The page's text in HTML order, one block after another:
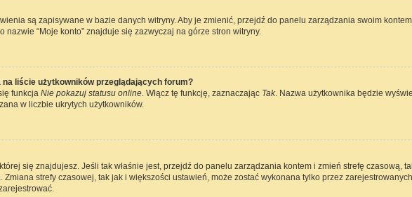
są zapisywane w bazie danych witryny. Aby je zmienić, przejdź do panelu zarządzania swoim
“Moje konto” znajduje się zazwyczaj na górze stron witryny.
liście użytkowników przeglądających forum?
funkcja Nie pokazuj statusu online. Włącz tę funkcję, zaznaczając Tak. Nazwa użytkownika będzie
w liczbie ukrytych użytkowników.
się znajdujesz. Jeśli tak właśnie jest, przejdź do panelu zarządzania kontem i zmień strefę czasową,
strefy czasowej, tak jak i większości ustawień, może zostać wykonana tylko przez